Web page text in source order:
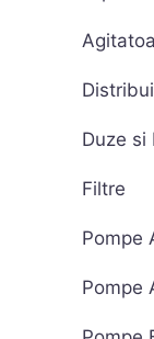
Duze si
Filtre
Pompe
Pompe